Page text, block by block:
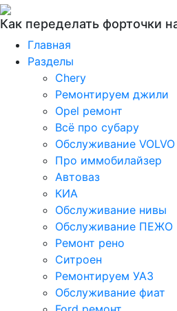
Как переделать форточки
Главная
Разделы
Chery
Ремонтируем джили
Opel ремонт
Всё про субару
Обслуживание VOLVO
Про иммобилайзер
Автоваз
КИА
Обслуживание нивы
Обслуживание ПЕЖО
Ремонт рено
Ситроен
Ремонтируем УАЗ
Обслуживание фиат